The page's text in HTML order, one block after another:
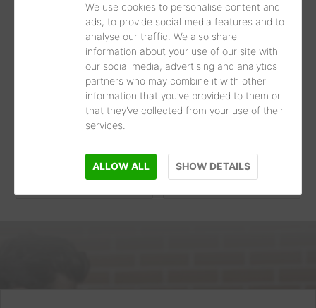
We use cookies to personalise content and
ads, to provide social media features and to
analyse our traffic. We also share
information about your use of our site with
our social media, advertising and analytics
partners who may combine it with other
information that you’ve provided to them or
that they’ve collected from your use of their
services.
ALLOW ALL SHOW DETAILS
Newsletter
maintenant à notre
actualité